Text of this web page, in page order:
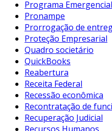
Programa Emergencial
Pronampe
Prorrogação de
Proteção Empresarial
Quadro societário
QuickBooks
Reabertura
Receita Federal
Recessão econômica
Recontratação de
Recuperação Judicial